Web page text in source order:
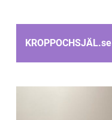
KROPPOCHSJÄL.se